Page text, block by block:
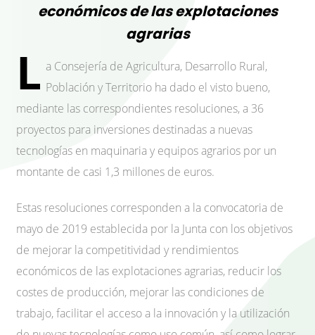
económicos de las explotaciones
agrarias
L a Consejería de Agricultura, Desarrollo Rural,
Población y Territorio ha dado el visto bueno,
mediante las correspondientes resoluciones, a 36
proyectos para inversiones destinadas a nuevas
tecnologías en maquinaria y equipos agrarios por un
montante de casi 1,3 millones de euros.
Estas resoluciones corresponden a la convocatoria de
mayo de 2019 establecida por la Junta con los objetivos
de mejorar la competitividad y rendimientos
económicos de las explotaciones agrarias, reducir los
costes de producción, mejorar las condiciones de
trabajo, facilitar el acceso a la innovación y la utilización